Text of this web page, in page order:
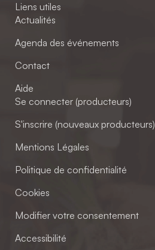
Liens utiles
Actualités
Agenda des événements
Contact
Aide
Se connecter (producteurs)
S'inscrire (nouveaux producteurs)
Mentions Légales
Politique de confidentialité
Cookies
Modifier votre consentement
Accessibilité